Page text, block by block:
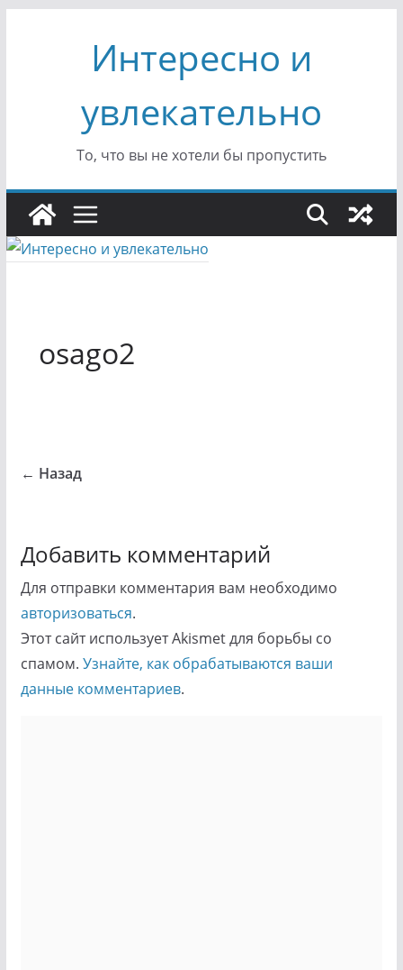
содержимомуИнтересно и
увлекательно
То, что вы не хотели бы пропустить
osago2
← Назад
Добавить комментарий
Для отправки комментария вам необходимо
авторизоваться.
Этот сайт использует Akismet для борьбы со
спамом. Узнайте, как обрабатываются ваши
данные комментариев.